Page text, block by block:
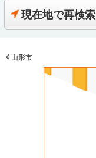
現在地で再検索
山形市